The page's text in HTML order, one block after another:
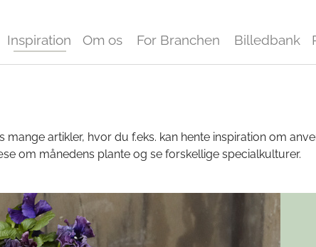
Inspiration Om os For Branchen Billedbank
mange artikler, hvor du f.eks. kan hente inspiration om
om månedens plante og se forskellige specialkulturer.